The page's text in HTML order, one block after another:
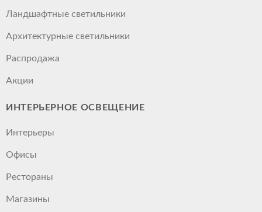
Ландшафтные светильники
Архитектурные светильники
Распродажа
Акции
ИНТЕРЬЕРНОЕ ОСВЕЩЕНИЕ
Интерьеры
Офисы
Рестораны
Магазины